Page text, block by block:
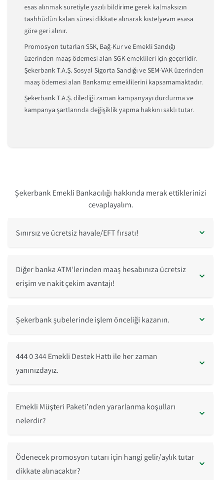
esas alınmak suretiyle yazılı bildirime gerek kalmaksızın
taahhüdün kalan süresi dikkate alınarak kıstelyevm esasa
göre geri alınır.
Promosyon tutarları SSK, Bağ-Kur ve Emekli Sandığı
üzerinden maaş ödemesi alan SGK emeklileri için geçerlidir.
Şekerbank T.A.Ş. Sosyal Sigorta Sandığı ve SEM-VAK üzerinden
maaş ödemesi alan Bankamız emeklilerini kapsamamaktadır.
Şekerbank T.A.Ş. dilediği zaman kampanyayı durdurma ve
kampanya şartlarında değişiklik yapma hakkını saklı tutar.
Şekerbank Emekli Bankacılığı hakkında merak ettiklerinizi
cevaplayalım.
Sınırsız ve ücretsiz havale/EFT fırsatı!
Diğer banka ATM’lerinden maaş hesabınıza ücretsiz
erişim ve nakit çekim avantajı!
Şekerbank şubelerinde işlem önceliği kazanın.
444 0 344 Emekli Destek Hattı ile her zaman
yanınızdayız.
Emekli Müşteri Paketi’nden yararlanma koşulları
nelerdir?
Ödenecek promosyon tutarı için hangi gelir/aylık tutar
dikkate alınacaktır?